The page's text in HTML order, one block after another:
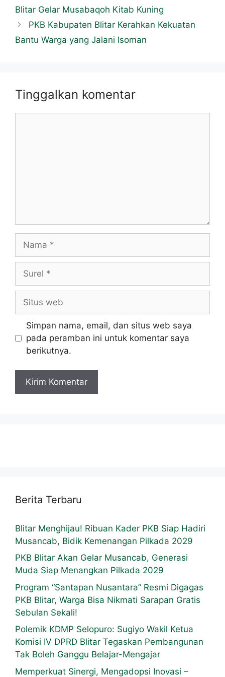
Blitar Gelar Musabaqoh Kitab Kuning
PKB Kabupaten Blitar Kerahkan Kekuatan
Bantu Warga yang Jalani Isoman
Tinggalkan komentar
Simpan nama, email, dan situs web saya
pada peramban ini untuk komentar saya
berikutnya.
Berita Terbaru
Blitar Menghijau! Ribuan Kader PKB Siap Hadiri
Musancab, Bidik Kemenangan Pilkada 2029
PKB Blitar Akan Gelar Musancab, Generasi
Muda Siap Menangkan Pilkada 2029
Program “Santapan Nusantara” Resmi Digagas
PKB Blitar, Warga Bisa Nikmati Sarapan Gratis
Sebulan Sekali!
Polemik KDMP Selopuro: Sugiyo Wakil Ketua
Komisi IV DPRD Blitar Tegaskan Pembangunan
Tak Boleh Ganggu Belajar-Mengajar
Memperkuat Sinergi, Mengadopsi Inovasi –